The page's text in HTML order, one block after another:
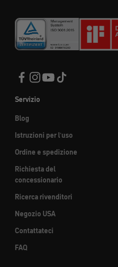
Servizio
Blog
Istruzioni per l'uso
Ordine e spedizione
Richiesta del
concessionario
Ricerca rivenditori
Negozio USA
Contattateci
FAQ